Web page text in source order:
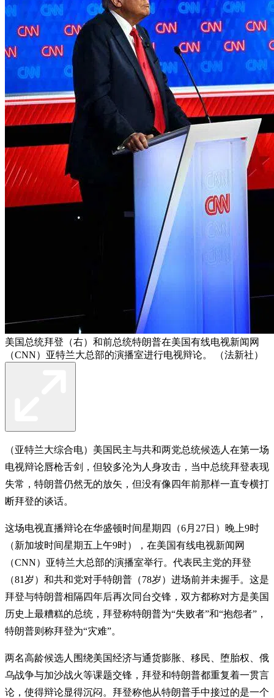
美国总统拜登（右）和前总统特朗普在美国有线电视新闻网
（CNN）亚特兰大总部的演播室进行电视辩论。 （法新社）
（亚特兰大综合电）美国民主与共和两党总统候选人在第一场
电视辩论唇枪舌剑，但较多沦为人身攻击，当中总统拜登表现
失常，特朗普仍然无的放矢，但没有像四年前那样一直专横打
断拜登的谈话。
这场电视直播辩论在华盛顿时间星期四（6月27日）晚上9时
（新加坡时间星期五上午9时），在美国有线电视新闻网
（CNN）亚特兰大总部的演播室举行。代表民主党的拜登
（81岁）和共和党对手特朗普（78岁）进场前并未握手。这是
拜登与特朗普相隔四年后再次同台交锋，双方都称对方是美国
历史上最糟糕的总统，拜登称特朗普为“失败者”和“抱怨者”，
特朗普则称拜登为“灾难”。
两名高龄候选人围绕美国经济与通货膨胀、移民、堕胎权、俄
乌战争与加沙战火等课题交锋，拜登和特朗普都重复着一贯言
论，使得辩论显得沉闷。拜登称他从特朗普手中接过的是一个